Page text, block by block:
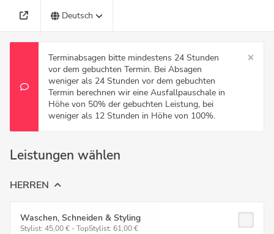
Deutsch
Terminabsagen bitte mindestens 24 Stunden
vor dem gebuchten Termin. Bei Absagen
weniger als 24 Stunden vor dem gebuchten
Termin berechnen wir eine Ausfallpauschale in
Höhe von 50% der gebuchten Leistung, bei
weniger als 12 Stunden in Höhe von 100%.
Leistungen wählen
HERREN
Waschen, Schneiden & Styling
Stylist: 45,00 € - TopStylist: 61,00 €